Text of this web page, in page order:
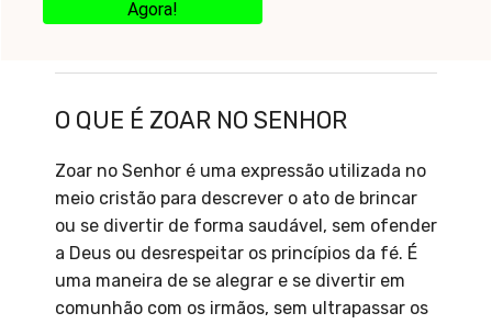
Agora!
O QUE É ZOAR NO SENHOR
Zoar no Senhor é uma expressão utilizada no
meio cristão para descrever o ato de brincar
ou se divertir de forma saudável, sem ofender
a Deus ou desrespeitar os princípios da fé. É
uma maneira de se alegrar e se divertir em
comunhão com os irmãos, sem ultrapassar os